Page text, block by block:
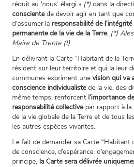
réduit au ‘nous’ élargi » (*) dans la
conscientede devoir agir en tant que
d’assumer la responsabilité de
permanente de la vie de la Terre. (*)
Maire de Trente (I)
En délivrant la Carte “Habitant de la
résident sur leur territoire et qui la leur
communes expriment une vision qui va
conscience individualistede la vie, des
même temps, renforcent l’importance
responsabilité collectivepar rapport à la
de la vie globale de la Terre et de tous
les autres espèces vivantes.
Le fait de demander sa Carte “Habitant
de conscience, d’espérance,
principe, la Carte sera délivrée